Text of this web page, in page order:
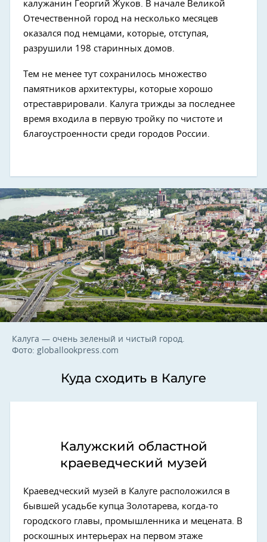
калужанин Георгий Жуков. В начале Великой
Отечественной город на несколько месяцев
оказался под немцами, которые, отступая,
разрушили 198 старинных домов.
Тем не менее тут сохранилось множество
памятников архитектуры, которые хорошо
отреставрировали. Калуга трижды за последнее
время входила в первую тройку по чистоте и
благоустроенности среди городов России.
Калуга — очень зеленый и чистый город.
Фото: globallookpress.com
Next
Куда сходить в Калуге
Калужский областной
краеведческий музей
Краеведческий музей в Калуге расположился в
бывшей усадьбе купца Золотарева, когда-то
городского главы, промышленника и мецената. В
роскошных интерьерах на первом этаже